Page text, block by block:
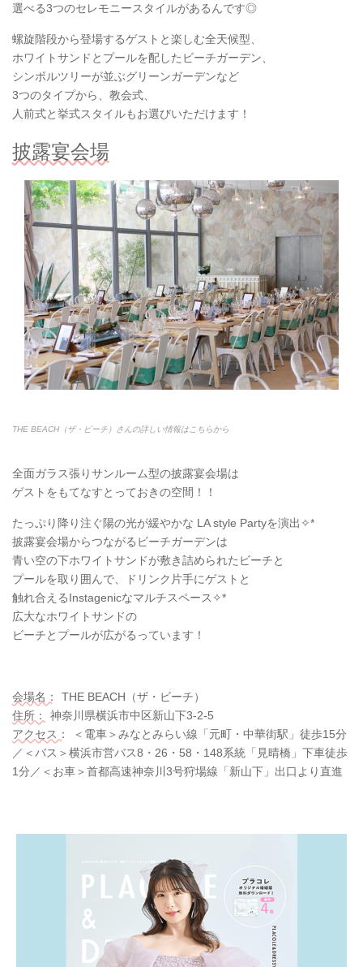
選べる3つのセレモニースタイルがあるんです◎
螺旋階段から登場するゲストと楽しむ全天候型、
ホワイトサンドとプールを配したビーチガーデン、
シンボルツリーが並ぶグリーンガーデンなど
3つのタイプから、教会式、
人前式と挙式スタイルもお選びいただけます！
披露宴会場
THE BEACH（ザ・ビーチ）さんの詳しい情報はこちらから
全面ガラス張りサンルーム型の披露宴会場は
ゲストをもてなすとっておきの空間！！
たっぷり降り注ぐ陽の光が緩やかな LA style Partyを演出✧*
披露宴会場からつながるビーチガーデンは
青い空の下ホワイトサンドが敷き詰められたビーチと
プールを取り囲んで、ドリンク片手にゲストと
触れ合えるInstagenicなマルチスペース✧*
広大なホワイトサンドの
ビーチとプールが広がるっています！
会場名：
THE BEACH（ザ・ビーチ）
住所：
神奈川県横浜市中区新山下3-2-5
アクセス：
＜電車＞みなとみらい線「元町・中華街駅」徒歩15分
／＜バス＞横浜市営バス8・26・58・148系統「見晴橋」下車徒歩
1分／＜お車＞首都高速神奈川3号狩場線「新山下」出口より直進